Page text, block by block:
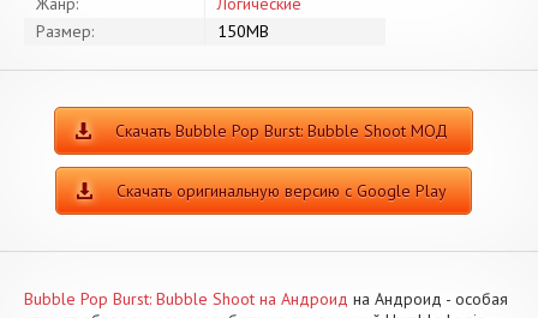
Размер:
150MB
Скачать Bubble Pop Burst: Bubble Shoot МОД
Скачать оригинальную версию с Google Play
Bubble Pop Burst: Bubble Shoot на Андроид на Андроид - особая